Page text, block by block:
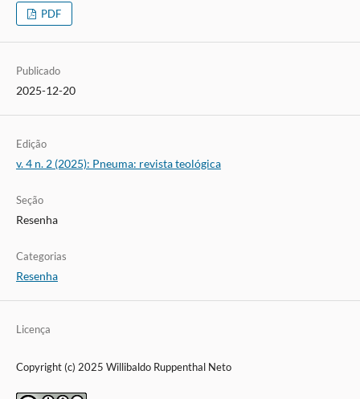
PDF
Publicado
2025-12-20
Edição
v. 4 n. 2 (2025): Pneuma: revista teológica
Seção
Resenha
Categorias
Resenha
Licença
Copyright (c) 2025 Willibaldo Ruppenthal Neto